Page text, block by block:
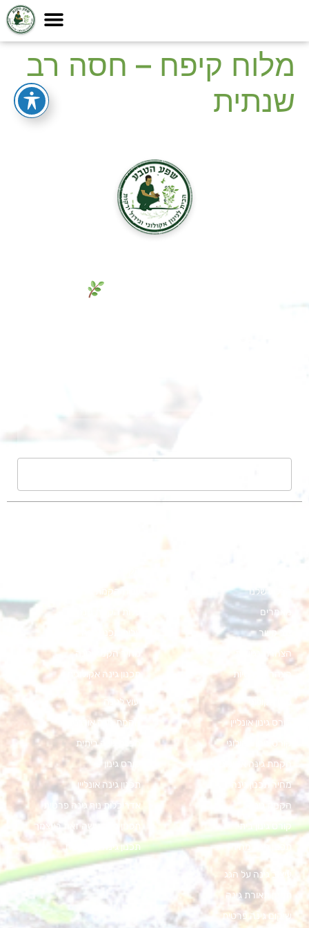
מלוח קיפח – חסה רב
שנתית
הבלוג שלנו
מאמרים
צור קשר
הצהרת נגישות
הצהרת פרטיות
עלות הקמת גינה בבית פרטי
עלות הקמת גינה
עלות תכנון גינה
מחיר הקמת גינה
תכנון גינה אקולוגית
קורס גינון אונליין
קורס גינון אקולוגי
הקמת גינה אקולוגית
מחיר תכנון גינה
הקמת גינה
קורס גינון ביתי
תכנון גינה מחיר
יעוץ לגינה
הקמת גינה אורגנית
הכנת גינה ביתית
קורס גינון
תכנון גינה אונליין
אדריכלות נוף גינה פרטית
תכנון גינה עשה זאת בעצמך
תכנון גינה במרפסת
עיצוב גינה על הגג
תכנון תאורת גינה
שיקום גינה פרטית